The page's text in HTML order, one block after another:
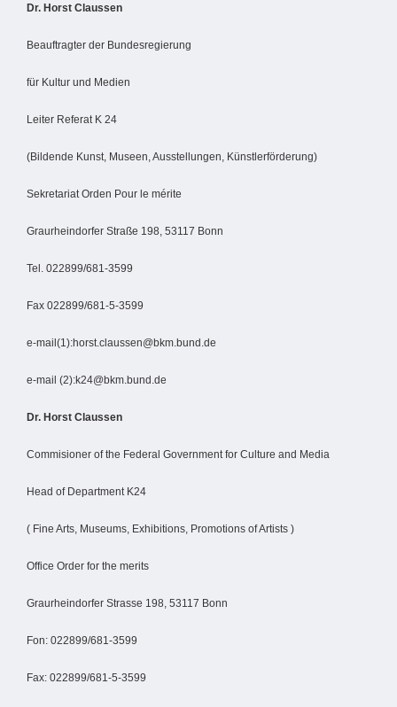
Dr. Horst Claussen
Beauftragter der Bundesregierung
für Kultur und Medien
Leiter Referat K 24
(Bildende Kunst, Museen, Ausstellungen, Künstlerförderung)
Sekretariat Orden Pour le mérite
Graurheindorfer Straße 198, 53117 Bonn
Tel. 022899/681-3599
Fax 022899/681-5-3599
e-mail(1):horst.claussen@bkm.bund.de
e-mail (2):k24@bkm.bund.de
Dr. Horst Claussen
Commisioner of the Federal Government for Culture and Media
Head of Department K24
( Fine Arts, Museums, Exhibitions, Promotions of Artists )
Office Order for the merits
Graurheindorfer Strasse 198, 53117 Bonn
Fon: 022899/681-3599
Fax: 022899/681-5-3599